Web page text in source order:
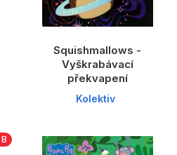
Squishmallows -
Vyškrabávací
překvapení
Kolektiv
B